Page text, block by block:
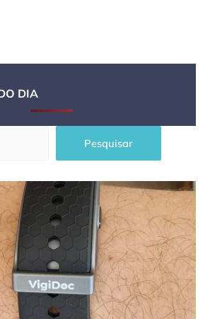
DIA
Pesquisar